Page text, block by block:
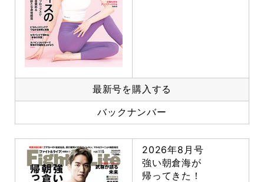
最新号を購入する
バックナンバー
2026年8月号
強い朝倉海が
帰ってきた！